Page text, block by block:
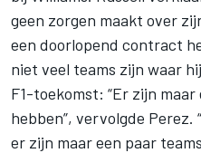
geen zorgen maakt over
een doorlopend contract
niet veel teams zijn waar
F1-toekomst: “Er zijn
hebben”, vervolgde Perez.
er zijn maar een paar